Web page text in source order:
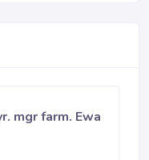
mgr farm. Ewa